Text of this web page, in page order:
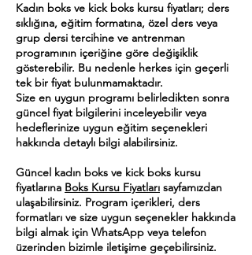
Kadın boks ve kick boks kursu fiyatları; ders
sıklığına, eğitim formatına, özel ders veya
grup dersi tercihine ve antrenman
programının içeriğine göre değişiklik
gösterebilir. Bu nedenle herkes için geçerli
tek bir fiyat bulunmamaktadır.
Size en uygun programı belirledikten sonra
güncel fiyat bilgilerini inceleyebilir veya
hedeflerinize uygun eğitim seçenekleri
hakkında detaylı bilgi alabilirsiniz.
Güncel kadın boks ve kick boks kursu
fiyatlarına Boks Kursu Fiyatları sayfamızdan
ulaşabilirsiniz. Program içerikleri, ders
formatları ve size uygun seçenekler hakkında
bilgi almak için WhatsApp veya telefon
üzerinden bizimle iletişime geçebilirsiniz.